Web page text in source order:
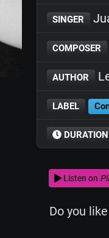
SINGER
COMPOSER
AUTHOR
LABEL
DURATION
Listen on
Do you